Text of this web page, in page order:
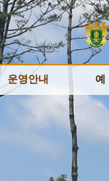
운영안내
요금안내
예
예
운영안내
요금안내
예
예